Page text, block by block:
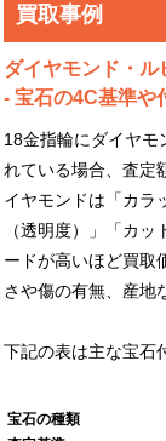
買取事例
ダイヤモンド・
- 宝石の4C基準や
18金指輪にダイヤモ
れている場合、査定
イヤモンドは「カラ
（透明度）」「カ
ードが高いほど買取
さや傷の有無、産地
下記の表は主な宝石
宝石の種類